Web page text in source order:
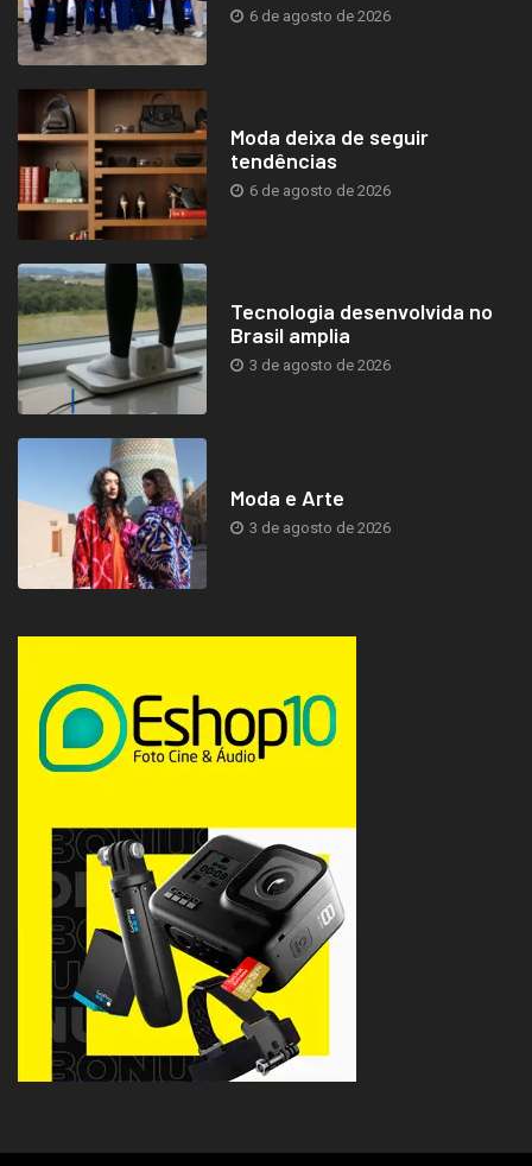
6 de agosto de 2026
Moda deixa de seguir
tendências
6 de agosto de 2026
Tecnologia desenvolvida no
Brasil amplia
3 de agosto de 2026
Moda e Arte
3 de agosto de 2026